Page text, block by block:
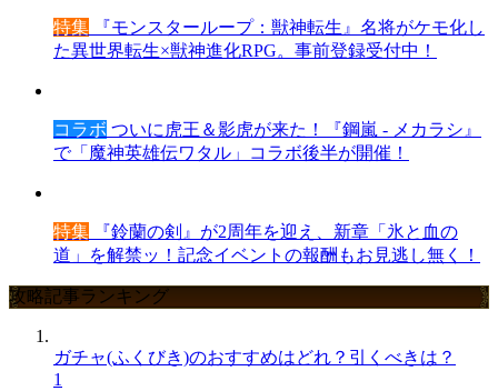
特集 『モンスターループ：獣神転生』名将がケモ化し
た異世界転生×獣神進化RPG。事前登録受付中！
コラボ ついに虎王＆影虎が来た！『鋼嵐 - メカラシ』
で「魔神英雄伝ワタル」コラボ後半が開催！
特集 『鈴蘭の剣』が2周年を迎え、新章「氷と血の
道」を解禁ッ！記念イベントの報酬もお見逃し無く！
攻略記事ランキング
ガチャ(ふくびき)のおすすめはどれ？引くべきは？
1